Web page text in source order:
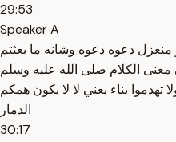
29:53
Speaker A
منعزل دعوه دعوه وشانه ما بعثتم
الكلام صلى الله عليه وسلم
تهدموا بناء يعني لا لا يكون همكم
الدمار
30:17